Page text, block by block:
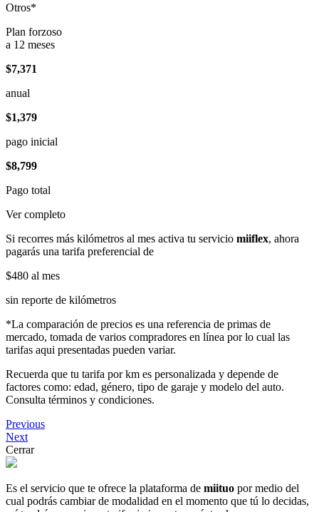
Otros*
Plan forzoso
a 12 meses
$7,371
anual
$1,379
pago inicial
$8,799
Pago total
Ver completo
Si recorres más kilómetros al mes activa tu servicio miiflex, ahora
pagarás una tarifa preferencial de
$480 al mes
sin reporte de kilómetros
*La comparación de precios es una referencia de primas de
mercado, tomada de varios compradores en línea por lo cual las
tarifas aqui presentadas pueden variar.
Recuerda que tu tarifa por km es personalizada y depende de
factores como: edad, género, tipo de garaje y modelo del auto.
Consulta términos y condiciones.
Previous
Next
Cerrar
Es el servicio que te ofrece la plataforma de miituo por medio del
cual podrás cambiar de modalidad en el momento que tú lo decidas,